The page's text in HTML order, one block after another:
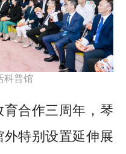
科普馆
合作三周年，琴
特别设置延伸展